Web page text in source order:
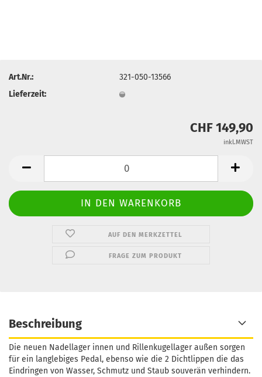
Art.Nr.:
321-050-13566
Lieferzeit:
CHF 149,90
inkl.MWST
AUF DEN MERKZETTEL
FRAGE ZUM PRODUKT
Beschreibung
Die neuen Nadellager innen und Rillenkugellager außen sorgen
für ein langlebiges Pedal, ebenso wie die 2 Dichtlippen die das
Eindringen von Wasser, Schmutz und Staub souverän verhindern.